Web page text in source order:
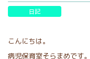
日記
こんにちは。
病児保育室そらまめです。